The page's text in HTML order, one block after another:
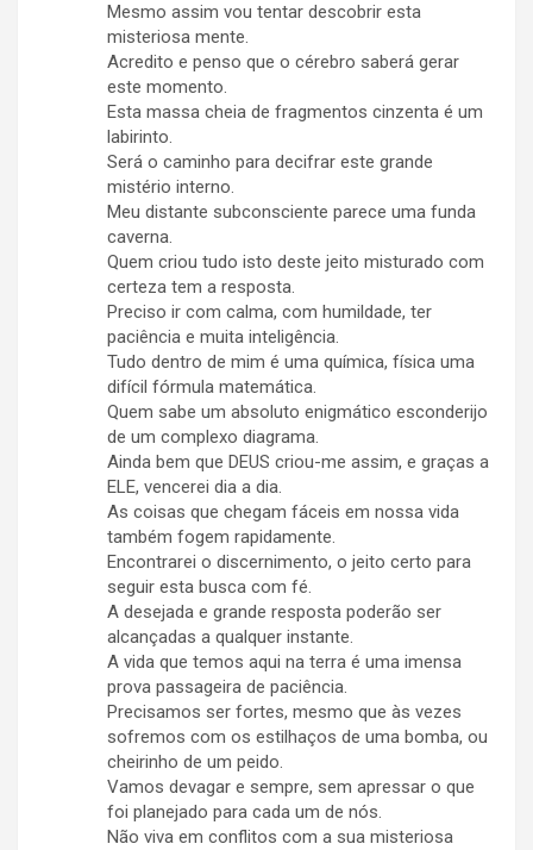
Mesmo assim vou tentar descobrir esta
misteriosa mente.
Acredito e penso que o cérebro saberá gerar
este momento.
Esta massa cheia de fragmentos cinzenta é um
labirinto.
Será o caminho para decifrar este grande
mistério interno.
Meu distante subconsciente parece uma funda
caverna.
Quem criou tudo isto deste jeito misturado com
certeza tem a resposta.
Preciso ir com calma, com humildade, ter
paciência e muita inteligência.
Tudo dentro de mim é uma química, física uma
difícil fórmula matemática.
Quem sabe um absoluto enigmático esconderijo
de um complexo diagrama.
Ainda bem que DEUS criou-me assim, e graças a
ELE, vencerei dia a dia.
As coisas que chegam fáceis em nossa vida
também fogem rapidamente.
Encontrarei o discernimento, o jeito certo para
seguir esta busca com fé.
A desejada e grande resposta poderão ser
alcançadas a qualquer instante.
A vida que temos aqui na terra é uma imensa
prova passageira de paciência.
Precisamos ser fortes, mesmo que às vezes
sofremos com os estilhaços de uma bomba, ou
cheirinho de um peido.
Vamos devagar e sempre, sem apressar o que
foi planejado para cada um de nós.
Não viva em conflitos com a sua misteriosa